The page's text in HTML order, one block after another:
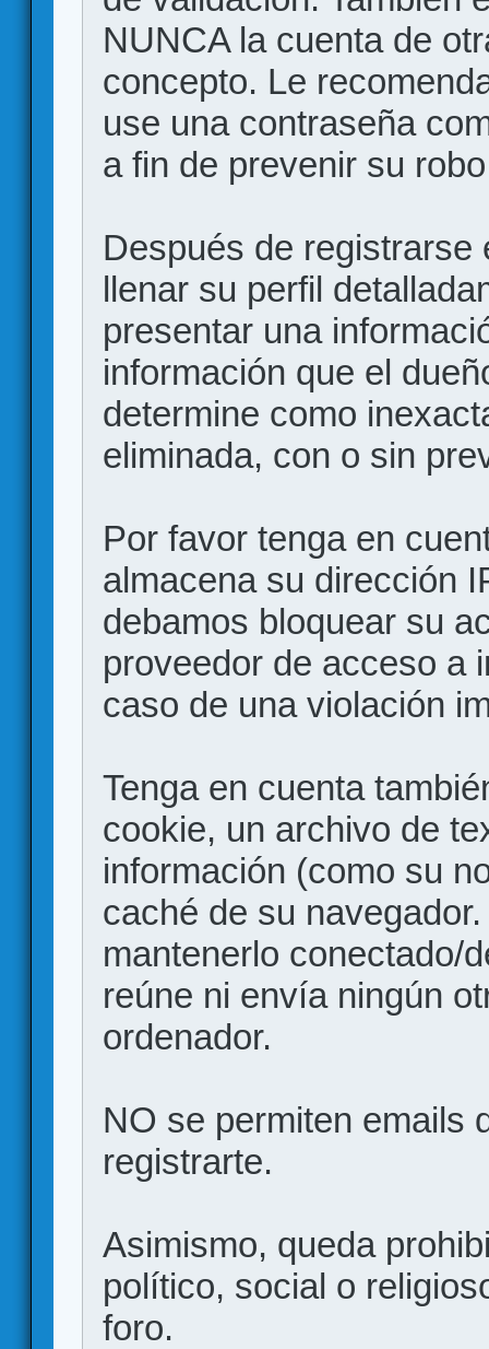
NUNCA la cuenta de
concepto. Le
use una contraseña
a fin de prevenir su
Después de registrarse
llenar su perfil
presentar una
información que el
determine como
eliminada, con o sin
Por favor tenga en
almacena su dirección
debamos bloquear su
proveedor de acceso a
caso de una violación
Tenga en cuenta
cookie, un archivo de
información (como su
caché de su
mantenerlo conectado/
reúne ni envía ningún
ordenador.
NO se permiten emails
registrarte.
Asimismo, queda
político, social o
foro.